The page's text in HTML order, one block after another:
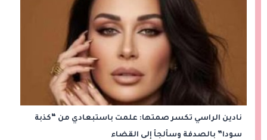
نادين الراسي تكسر صمتها: علمت باستبعادي من “كذبة
سودا” بالصدفة وسألجأ إلى القضاء